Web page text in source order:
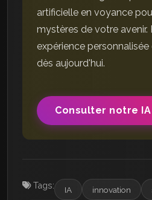
artificielle en voyance
mystères de votre avenir.
expérience
dès aujourd'hui.
Consulter notre
Tags: IA innovation